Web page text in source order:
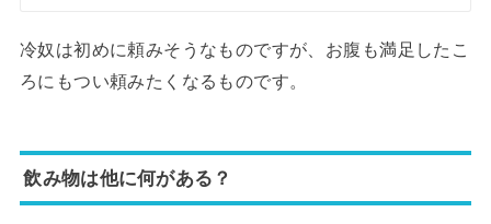
冷奴は初めに頼みそうなものですが、お腹も満足したこ
ろにもつい頼みたくなるものです。
飲み物は他に何がある？